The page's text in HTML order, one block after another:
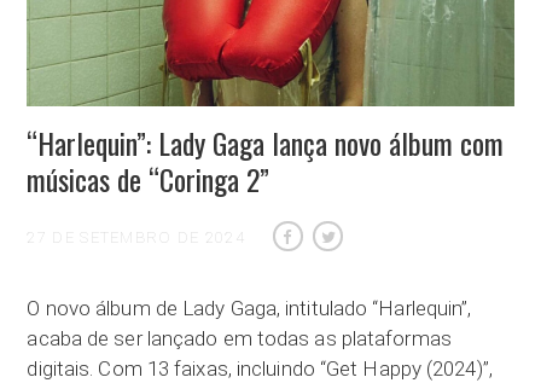
“Harlequin”: Lady Gaga lança novo álbum com
músicas de “Coringa 2”
27 DE SETEMBRO DE 2024
O novo álbum de Lady Gaga, intitulado “Harlequin”,
acaba de ser lançado em todas as plataformas
digitais. Com 13 faixas, incluindo “Get Happy (2024)”,